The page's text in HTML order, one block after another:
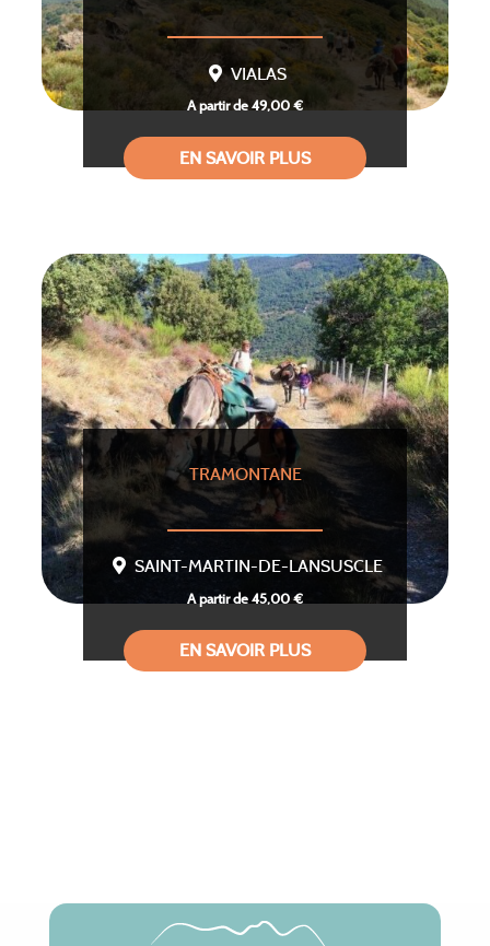
VIALAS
A partir de 49,00 €
EN SAVOIR PLUS
TRAMONTANE
SAINT-MARTIN-DE-LANSUSCLE
A partir de 45,00 €
EN SAVOIR PLUS